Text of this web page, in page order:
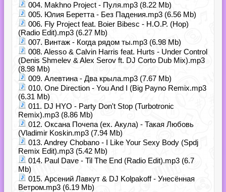
004. Makhno Project - Пуля.mp3 (8.22 Mb)
005. Юлия Беретта - Без Падения.mp3 (6.56 Mb)
006. Fly Project feat. Boier Bibesc - H.O.P. (Hop)
(Radio Edit).mp3 (6.27 Mb)
007. Винтаж - Когда рядом ты.mp3 (6.98 Mb)
008. Alesso & Calvin Harris feat. Hurts - Under Control
(Denis Shmelev & Alex Serov ft. DJ Corto Dub Mix).mp3
(8.98 Mb)
009. Алевтина - Два крыла.mp3 (7.67 Mb)
010. One Direction - You And I (Big Payno Remix.mp3
(6.31 Mb)
011. DJ HYO - Party Don't Stop (Turbotronic
Remix).mp3 (8.86 Mb)
012. Оксана Почепа (ex. Акула) - Такая Любовь
(Vladimir Koskin.mp3 (7.94 Mb)
013. Andrey Chobano - I Like Your Sexy Body (Spdj
Remix Edit).mp3 (5.42 Mb)
014. Paul Dave - Til The End (Radio Edit).mp3 (6.7
Mb)
015. Арсений Лавкут & DJ Kolpakoff - Унесённая
Ветром.mp3 (6.19 Mb)